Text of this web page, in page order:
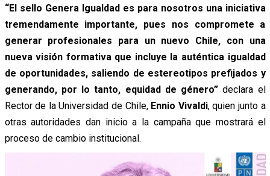
“El sello Genera Igualdad es para nosotros una iniciativa
tremendamente importante, pues nos compromete a
generar profesionales para un nuevo Chile, con una
nueva visión formativa que incluye la auténtica igualdad
de oportunidades, saliendo de estereotipos prefijados y
generando, por lo tanto, equidad de género”declara el
Rector de la Universidad de Chile,Ennio Vivaldi, quien junto a
otras autoridades dan inicio a la campaña que mostrará el
proceso de cambio institucional.